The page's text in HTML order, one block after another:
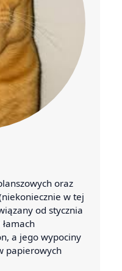
oraz
w tej
od stycznia
a jego wypociny
papierowych